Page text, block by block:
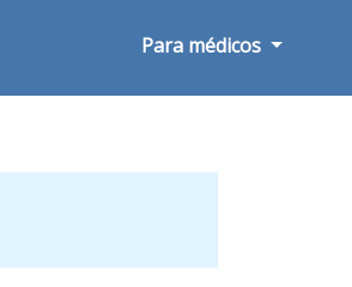
Para médicos